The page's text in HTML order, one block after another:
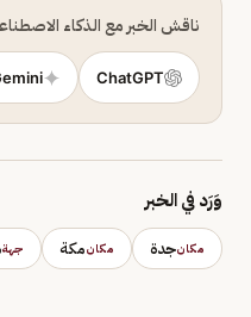
ناقش الخبر مع الذكاء
ChatGPT
وَرَد في الخبر
مكانجدة مكانمكة جهة